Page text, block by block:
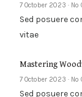
7 October 2023 No
Sed posuere
vitae
Mastering
7 October 2023 No
Sed posuere